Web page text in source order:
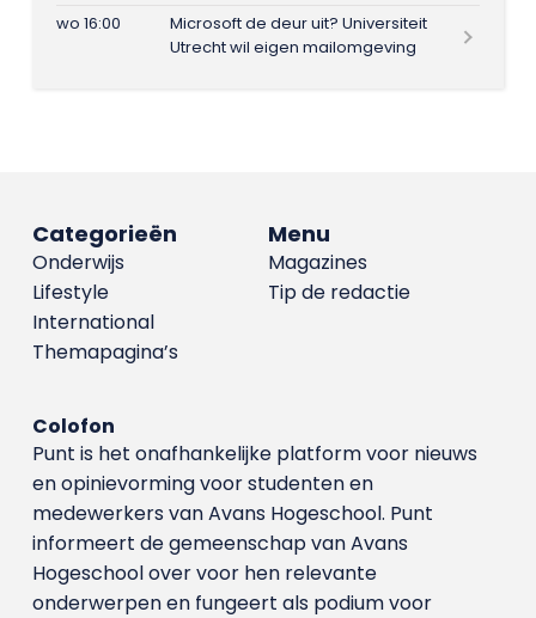
wo 16:00
Microsoft de deur uit? Universiteit
Utrecht wil eigen mailomgeving
Menu
Magazines
Tip de redactie
Categorieën
Onderwijs
Lifestyle
International
Themapagina’s
Colofon
Punt is het onafhankelijke platform voor nieuws
en opinievorming voor studenten en
medewerkers van Avans Hoge­school. Punt
informeert de gemeenschap van Avans
Hogeschool over voor hen relevante
onderwerpen en fungeert als podium voor